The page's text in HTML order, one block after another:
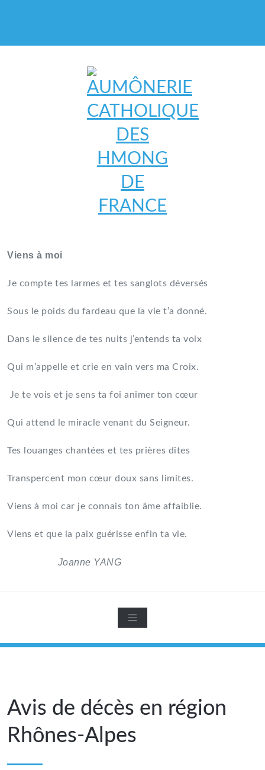
DES HMONG DE FRANCE
Viens à moi
Je compte tes larmes et tes sanglots déversés
Sous le poids du fardeau que la vie t’a donné.
Dans le silence de tes nuits j’entends ta voix
Qui m’appelle et crie en vain vers ma Croix.
Je te vois et je sens ta foi animer ton cœur
Qui attend le miracle venant du Seigneur.
Tes louanges chantées et tes prières dites
Transpercent mon cœur doux sans limites.
Viens à moi car je connais ton âme affaiblie.
Viens et que la paix guérisse enfin ta vie.
Joanne YANG
Avis de décès en région
Rhônes-Alpes